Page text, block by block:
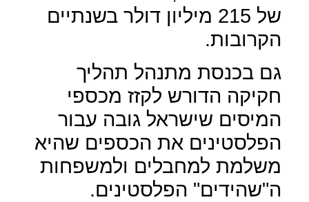
של 215 מיליון דולר בשנתיים
הקרובות.
גם בכנסת מתנהל תהליך
חקיקה הדורש לקזז מכספי
המיסים שישראל גובה עבור
הפלסטינים את הכספים שהיא
משלמת למחבלים ולמשפחות
ה"שהידים" הפלסטינים.